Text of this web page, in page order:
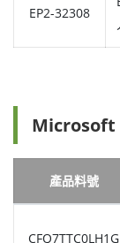
EP2-32308
Microsoft
產品料號
CFQ7TTC0LH1G